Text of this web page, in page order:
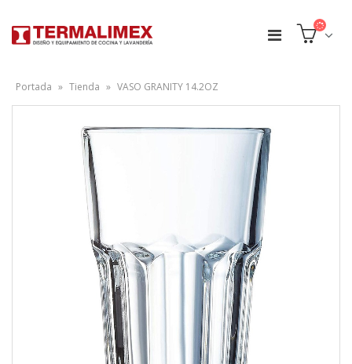
Portada » Tienda » VASO GRANITY 14.2OZ